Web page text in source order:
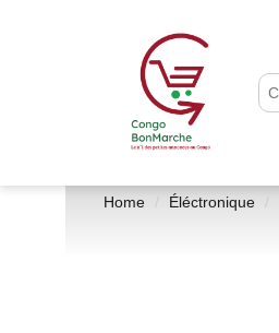
Home Éléctronique